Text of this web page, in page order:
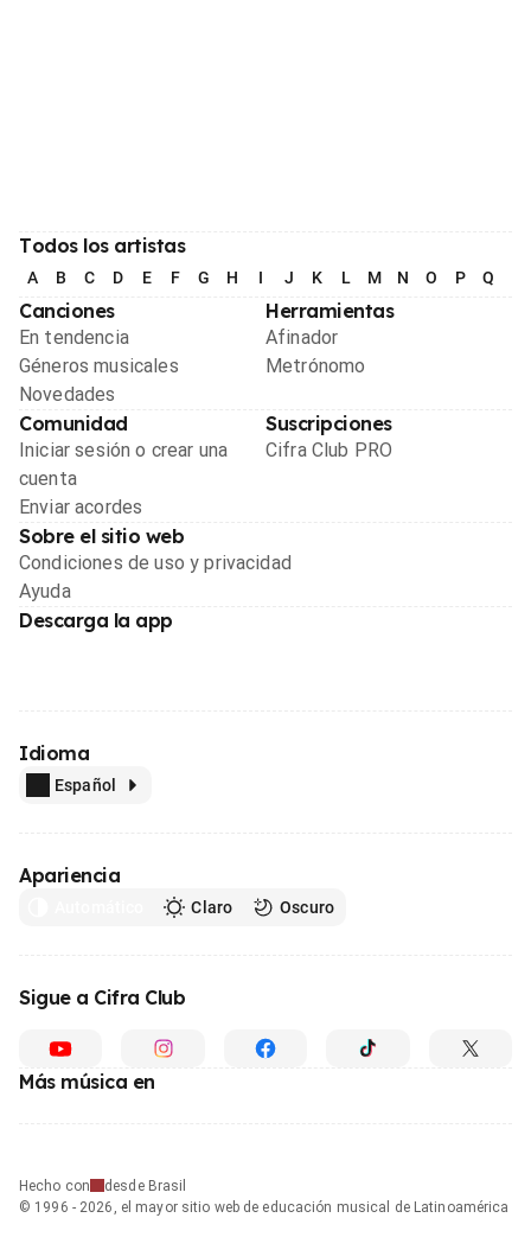
Todos los artistas
A B C D E F G H I J K L M N O P Q
Canciones
En tendencia
Géneros musicales
Novedades
Herramientas
Afinador
Metrónomo
Comunidad
Iniciar sesión o crear una
cuenta
Enviar acordes
Suscripciones
Cifra Club PRO
Sobre el sitio web
Condiciones de uso y privacidad
Ayuda
Descarga la app
Idioma
Español
Apariencia
Claro Oscuro
Sigue a Cifra Club
Más música en
Hecho con
desde Brasil
© 1996 - 2026, el mayor sitio web de educación musical de Latinoamérica